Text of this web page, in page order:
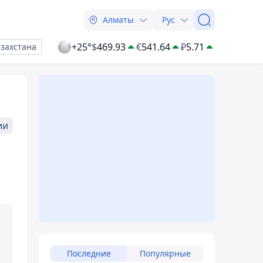
Алматы Рус
+25°$469.93 €541.64 ₽5.71
Последние Популярные